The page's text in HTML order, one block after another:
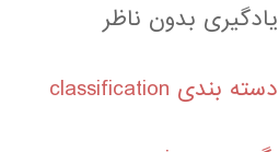
یادگیری بدون ناظر
دسته بندی classification